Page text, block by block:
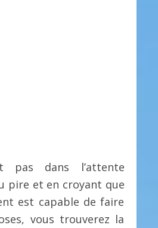
pas dans l’attente
pire et en croyant que
est capable de faire
vous trouverez la